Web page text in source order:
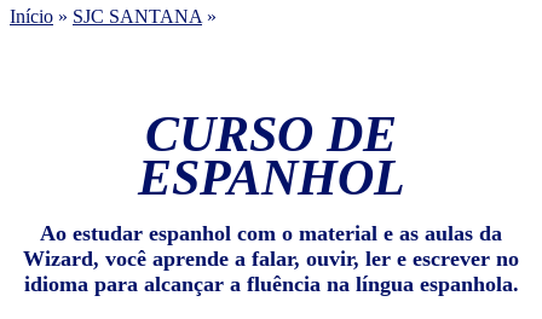
Início » SJC SANTANA »
CURSO DE
ESPANHOL
Ao estudar espanhol com o material e as aulas da
Wizard, você aprende a falar, ouvir, ler e escrever no
idioma para alcançar a fluência na língua espanhola.